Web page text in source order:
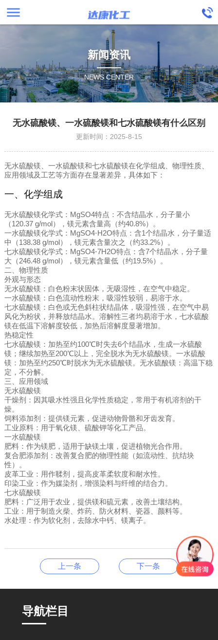
menu
新闻资讯
NEWS CENTER
无水硫酸镁、一水硫酸镁和七水硫酸镁有什么区别
更新时间：2025-8-15
无水硫酸镁、一水硫酸镁和七水硫酸镁在化学组成、物理性质、
应用领域及工艺等方面存在显著差异，具体如下：
一、化学组成
无水硫酸镁化学式：MgSO4特点：不含结晶水，分子量小
（120.37 g/mol），镁元素含量高（约40.8%）。
一水硫酸镁化学式：MgSO4⋅H2O特点：含1个结晶水，分子量适
中（138.38 g/mol），镁元素含量次之（约33.2%）。
七水硫酸镁化学式：MgSO4⋅7H2O特点：含7个结晶水，分子量
大（246.48 g/mol），镁元素含量低（约19.5%）。
二、物理性质
外观与形态
无水硫酸镁：白色粉末状固体，无吸湿性，在空气中稳定。
一水硫酸镁：白色流动性粉末，吸湿性较弱，易溶于水。
七水硫酸镁：白色或无色斜柱状结晶体，吸湿性强，在空气中易
风化为粉状，并释放结晶水。溶解性三者均易溶于水，七水硫酸
镁在低温下溶解度较低，加热后溶解度显著增加。
热稳定性
七水硫酸镁：加热至约100℃时失去6个结晶水，生成一水硫酸
镁；继续加热至200℃以上，完全脱水为无水硫酸镁。一水硫酸
镁：加热至约250℃时脱水为无水硫酸镁。无水硫酸镁：高温下稳
定，不分解。
三、应用领域
无水硫酸镁
干燥剂：因其吸水性强且化学性质稳定，常用于有机溶剂的干
燥。
饲料添加剂：提供镁元素，促进动物骨骼和牙齿发育。
工业原料：用于氧化镁、硫酸钾等化工产品。
一水硫酸镁
肥料：作为镁肥，适用于缺镁土壤，促进植物光合作用。
复合肥添加剂：改善复合肥的物理性能（如流动性、抗结块
性）。
皮革工业：用作鞣剂，提高皮革柔软度和耐水性。
印染工业：作为媒染剂，增强染料与纤维的结合力。
七水硫酸镁
肥料：广泛用于农业，提供镁和硫元素，改善土壤结构。
工业：用于制造火柴、炸药、防火材料、瓷器、颜料等。
水处理：作为软化剂，去除水中钙、镁离子。
上一条 下一条
导航栏目